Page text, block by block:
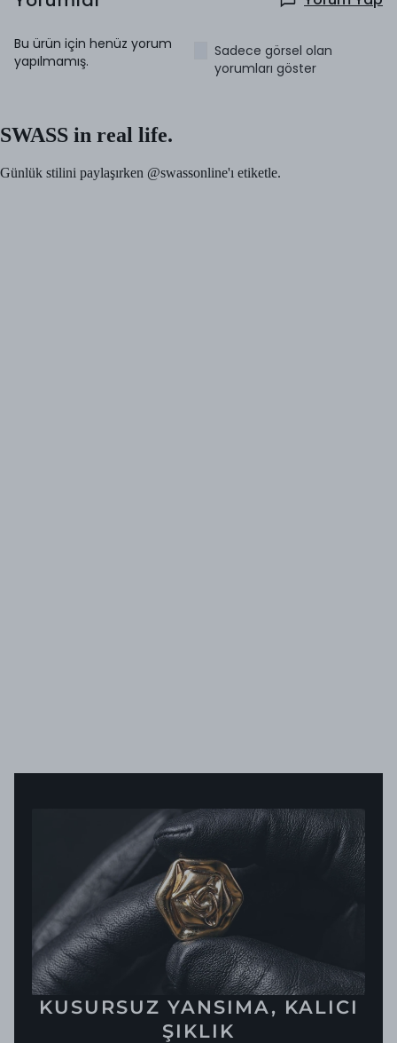
Bu ürün için henüz yorum
yapılmamış.
Sadece görsel olan
yorumları göster
KUSURSUZ YANSIMA, KALICI
ŞIKLIK